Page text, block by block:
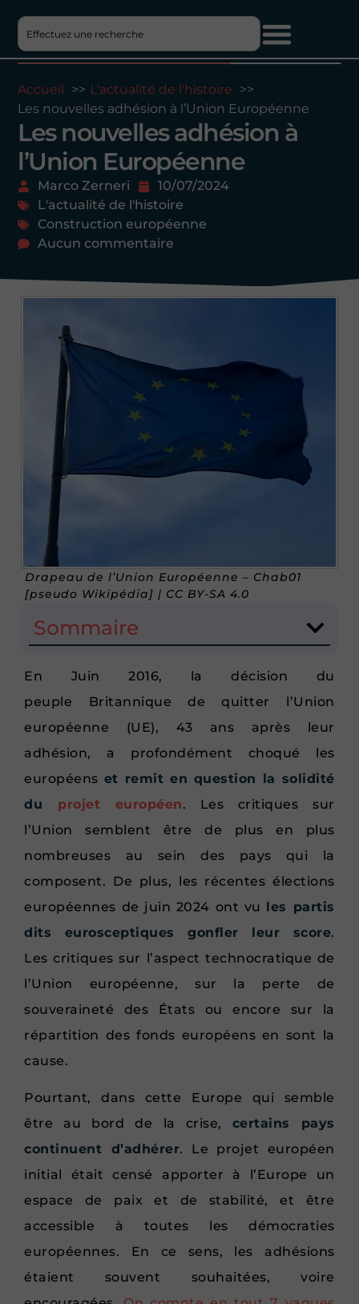
Accueil
L'actualité de l'histoire
Les nouvelles adhésion à l’Union Européenne
Les nouvelles adhésion à
l’Union Européenne
Marco Zerneri
10/07/2024
L'actualité de l'histoire
Construction européenne
Aucun commentaire
Drapeau de l’Union Européenne – Chab01
[pseudo Wikipédia] | CC BY-SA 4.0
Sommaire
En Juin 2016, la décision du
peuple Britannique de quitter l’Union
européenne (UE), 43 ans après leur
adhésion, a profondément choqué les
européens et remit en question la solidité
du projet européen. Les critiques sur
l’Union semblent être de plus en plus
nombreuses au sein des pays qui la
composent. De plus, les récentes élections
européennes de juin 2024 ont vu les partis
dits eurosceptiques gonfler leur score.
Les critiques sur l’aspect technocratique de
l’Union européenne, sur la perte de
souveraineté des États ou encore sur la
répartition des fonds européens en sont la
cause.
Pourtant, dans cette Europe qui semble
être au bord de la crise, certains pays
continuent d’adhérer. Le projet européen
initial était censé apporter à l’Europe un
espace de paix et de stabilité, et être
accessible à toutes les démocraties
européennes. En ce sens, les adhésions
étaient souvent souhaitées, voire